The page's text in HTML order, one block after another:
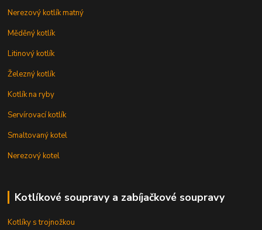
Nerezový kotlík matný
Měděný kotlík
Litinový kotlík
Železný kotlík
Kotlík na ryby
Servírovací kotlík
Smaltovaný kotel
Nerezový kotel
Kotlíkové soupravy a zabíjačkové soupravy
Kotlíky s trojnožkou